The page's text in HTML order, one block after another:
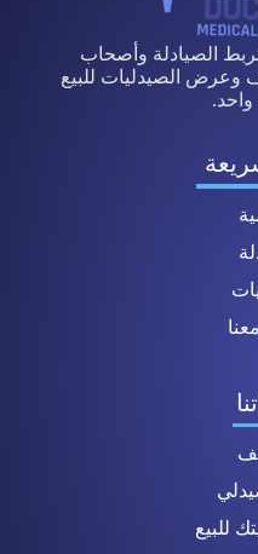
الصيادلة وأصحاب
وعرض الصيدليات للبيع
للبيع